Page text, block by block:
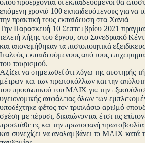
όπου προέρχονται οι εκπαιδευόμενοι θα
επόμενη χρονιά 100 εκπαιδευόμενους για να
την πρακτική τους εκπαίδευση στα Χανιά.
Την Παρασκευή 10 Σεπτεμβρίου 2021
τελετή λήξης του έργου, στο Συνεδριακό
και απονεμήθηκαν τα πιστοποιητικά
Ιταλούς εκπαιδευόμενους από τους
του τουρισμού.
Αξίζει να σημειωθεί ότι λόγω της αυστηρής
μέτρων και των πρωτοκόλλων και την
του προσωπικού του ΜΑΙΧ για την
υγειονομικής ασφάλειας όλων των
υποδέχτηκε φέτος τον τριπλάσιο αριθμό
σχέση με πέρυσι, δικαιώνοντας έτσι τις
προσπάθειες και την πρωτοφανή
και συνεχίζει να αναλαμβάνει το ΜΑΙΧ κατά